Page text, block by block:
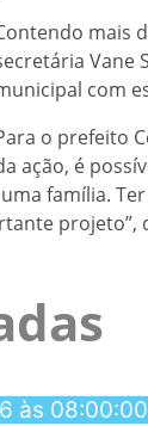
mais
Vane
com
o prefeito
ação, é
família.
projeto”,
às 08:00:00